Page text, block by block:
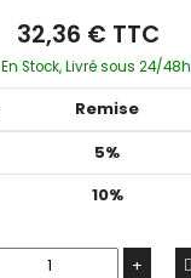
32,36 € TTC
En Stock, Livré sous 24/48h
Remise
5%
10%
+